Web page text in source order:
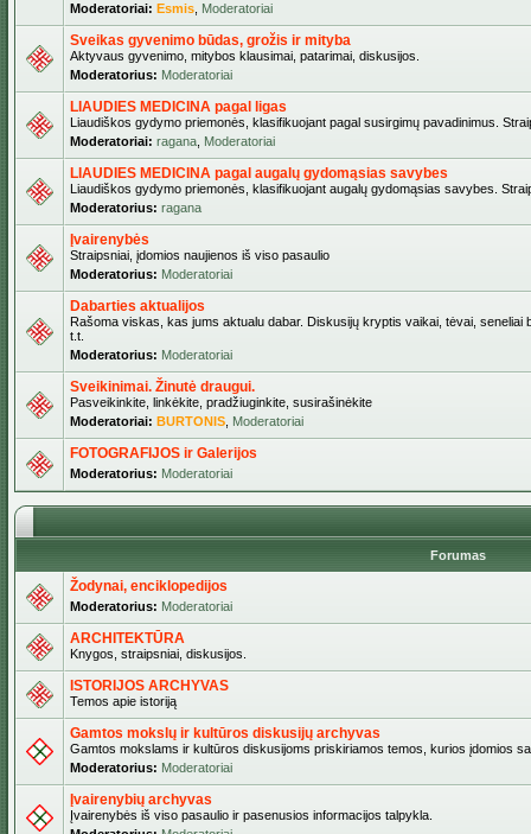
Moderatoriai: Esmis Moderatoriai
Sveikas gyvenimo būdas, grožis ir mityba
Aktyvaus gyvenimo, mitybos klausimai, patarimai, diskusijos.
Moderatorius: Moderatoriai
LIAUDIES MEDICINA pagal ligas
Liaudiškos gydymo priemonės, klasifikuojant pagal susirgimų pavadinimus.
Moderatoriai: ragana Moderatoriai
LIAUDIES MEDICINA pagal augalų gydomąsias savybes
Liaudiškos gydymo priemonės, klasifikuojant augalų gydomąsias savybes.
Moderatorius: ragana
Įvairenybės
Straipsniai, įdomios naujienos iš viso pasaulio
Moderatorius: Moderatoriai
Dabarties aktualijos
Rašoma viskas, kas jums aktualu dabar. Diskusijų kryptis vaikai, tėvai, seneliai
t.t.
Moderatorius: Moderatoriai
Sveikinimai. Žinutė draugui.
Pasveikinkite, linkėkite, pradžiuginkite, susirašinėkite
Moderatoriai: BURTONIS Moderatoriai
FOTOGRAFIJOS ir Galerijos
Moderatorius: Moderatoriai
Forumas
Žodynai, enciklopedijos
Moderatorius: Moderatoriai
ARCHITEKTŪRA
Knygos, straipsniai, diskusijos.
ISTORIJOS ARCHYVAS
Temos apie istoriją
Gamtos mokslų ir kultūros diskusijų archyvas
Gamtos mokslams ir kultūros diskusijoms priskiriamos temos, kurios įdomios
Moderatorius: Moderatoriai
Įvairenybių archyvas
Įvairenybės iš viso pasaulio ir pasenusios informacijos talpykla.